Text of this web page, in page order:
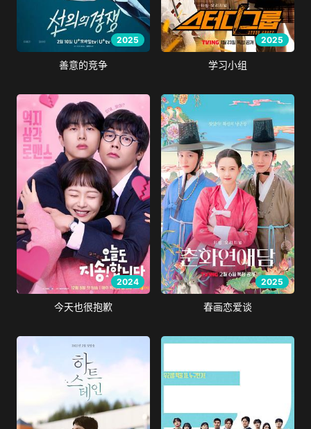
2025
善意的竞争
2025
学习小组
2024
今天也很抱歉
2025
春画恋爱谈